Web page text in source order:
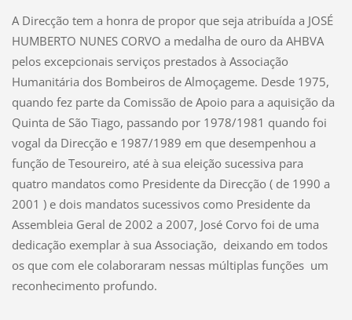
A Direcção tem a honra de propor que seja atribuída a JOSÉ
HUMBERTO NUNES CORVO a medalha de ouro da AHBVA
pelos excepcionais serviços prestados à Associação
Humanitária dos Bombeiros de Almoçageme. Desde 1975,
quando fez parte da Comissão de Apoio para a aquisição da
Quinta de São Tiago, passando por 1978/1981 quando foi
vogal da Direcção e 1987/1989 em que desempenhou a
função de Tesoureiro, até à sua eleição sucessiva para
quatro mandatos como Presidente da Direcção ( de 1990 a
2001 ) e dois mandatos sucessivos como Presidente da
Assembleia Geral de 2002 a 2007, José Corvo foi de uma
dedicação exemplar à sua Associação, deixando em todos
os que com ele colaboraram nessas múltiplas funções um
reconhecimento profundo.